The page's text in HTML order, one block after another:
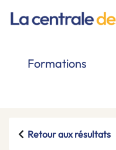
Formations
Retour aux résultats